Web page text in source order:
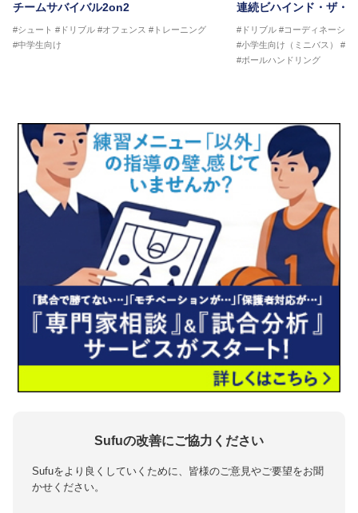
チームサバイバル2on2
#シュート #ドリブル #オフェンス #トレーニング
#中学生向け
連続ビハインド・ザ・
#ドリブル #コーディネーショ
#小学生向け（ミニバス）
#中
#ボールハンドリング
Sufuの改善にご協力ください
Sufuをより良くしていくために、皆様のご意見やご要望をお聞
かせください。